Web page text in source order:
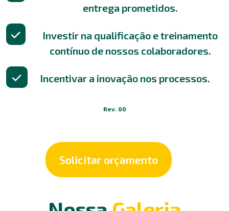
entrega prometidos.
Investir na qualificação e treinamento
contínuo de nossos colaboradores.
Incentivar a inovação nos processos.
Rev. 00
Solicitar orçamento